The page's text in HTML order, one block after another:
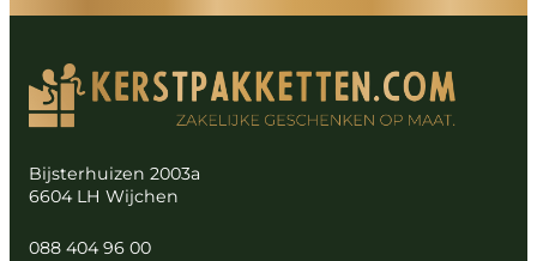
Bijsterhuizen 2003a
6604 LH Wijchen
088 404 96 00